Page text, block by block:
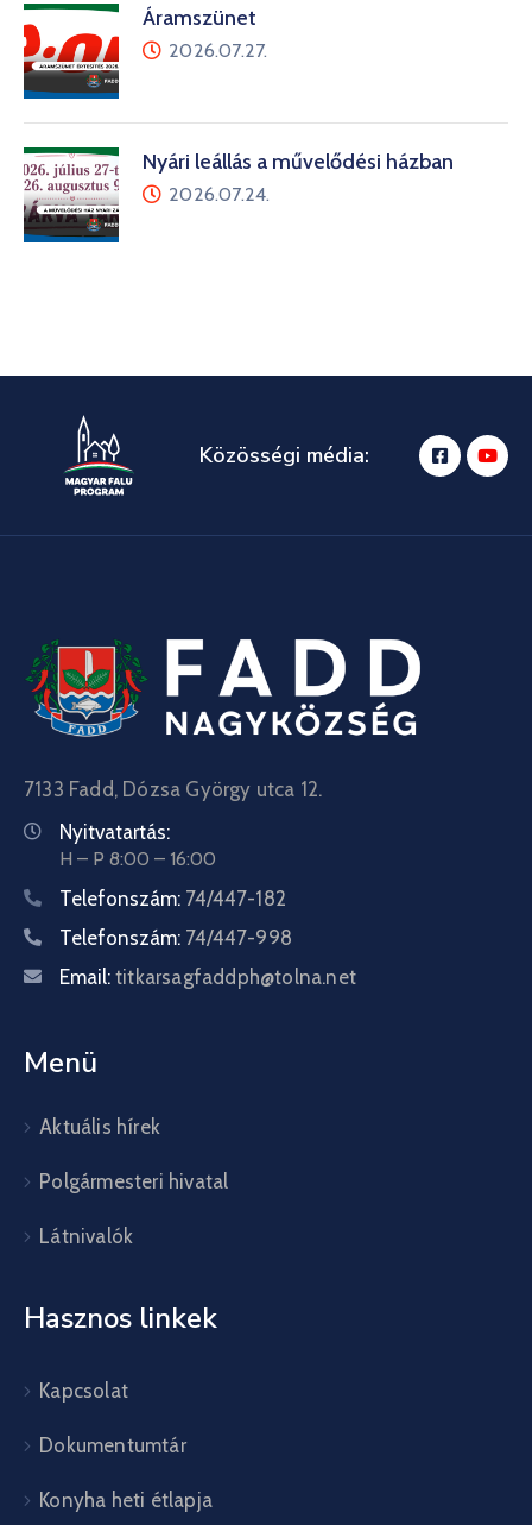
Áramszünet
2026.07.27.
Nyári leállás a művelődési házban
2026.07.24.
Közösségi média:
7133 Fadd, Dózsa György utca 12.
Nyitvatartás:
H – P 8:00 – 16:00
Telefonszám: 74/447-182
Telefonszám: 74/447-998
Email: titkarsagfaddph@tolna.net
Menü
Aktuális hírek
Polgármesteri hivatal
Látnivalók
Hasznos linkek
Kapcsolat
Dokumentumtár
Konyha heti étlapja